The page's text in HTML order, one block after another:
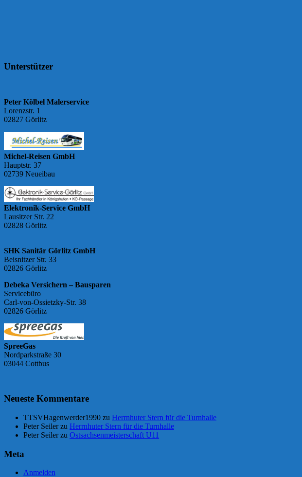
Unterstützer
Peter Kölbel Malerservice
Lorenzstr. 1
02827 Görlitz
Michel-Reisen GmbH
Hauptstr. 37
02739 Neueibau
Elektronik-Service GmbH
Lausitzer Str. 22
02828 Görlitz
SHK Sanitär Görlitz GmbH
Beisnitzer Str. 33
02826 Görlitz
Debeka Versichern – Bausparen
Servicebüro
Carl-von-Ossietzky-Str. 38
02826 Görlitz
SpreeGas
Nordparkstraße 30
03044 Cottbus
Neueste Kommentare
TTSVHagenwerder1990 zu Herrnhuter Stern für die Turnhalle
Peter Seilerzu Herrnhuter Stern für die Turnhalle
Peter Seilerzu Ostsachsenmeisterschaft U11
Meta
Anmelden